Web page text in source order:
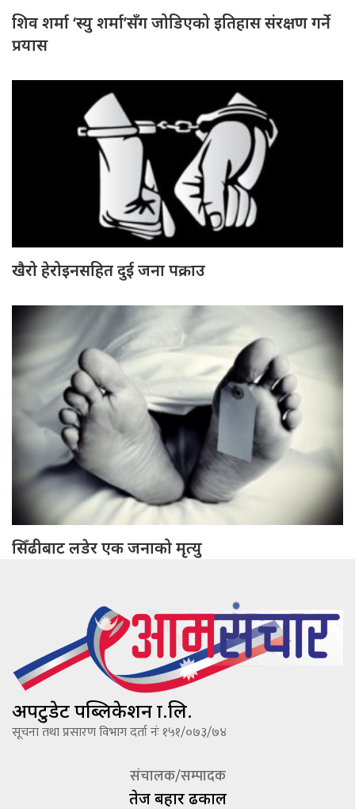
शिव शर्मा ‘स्यु शर्मा’सँग जोडिएको इतिहास संरक्षण गर्ने
प्रयास
खैरो हेरोइनसहित दुई जना पक्राउ
सिँढीबाट लडेर एक जनाको मृत्यु
अपटुडेट पब्लिकेशन प्रा.लि.
सूचना तथा प्रसारण विभाग दर्ता नंः १५१/०७३/७४
संचालक/सम्पादक
तेज बहादूर ढकाल